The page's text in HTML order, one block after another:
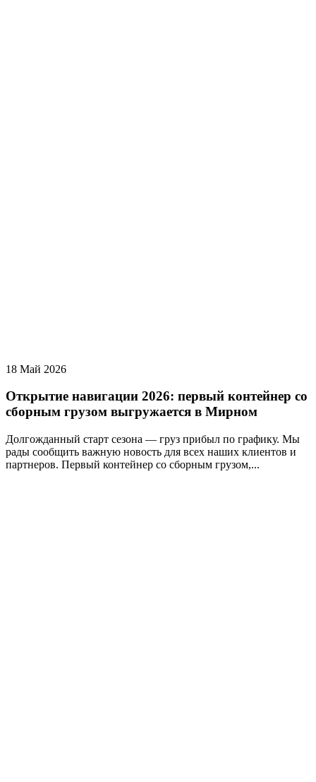
18 Май 2026
Открытие навигации 2026: первый контейнер со
сборным грузом выгружается в Мирном
Долгожданный старт сезона — груз прибыл по графику. Мы
рады сообщить важную новость для всех наших клиентов и
партнеров. Первый контейнер со сборным грузом,...